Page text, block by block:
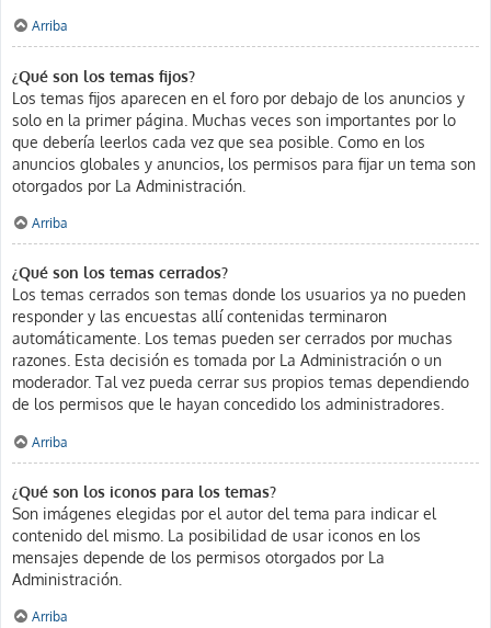
Arriba
¿Qué son los temas fijos?
Los temas fijos aparecen en el foro por debajo de los anuncios y
solo en la primer página. Muchas veces son importantes por lo
que debería leerlos cada vez que sea posible. Como en los
anuncios globales y anuncios, los permisos para fijar un tema son
otorgados por La Administración.
Arriba
¿Qué son los temas cerrados?
Los temas cerrados son temas donde los usuarios ya no pueden
responder y las encuestas allí contenidas terminaron
automáticamente. Los temas pueden ser cerrados por muchas
razones. Esta decisión es tomada por La Administración o un
moderador. Tal vez pueda cerrar sus propios temas dependiendo
de los permisos que le hayan concedido los administradores.
Arriba
¿Qué son los iconos para los temas?
Son imágenes elegidas por el autor del tema para indicar el
contenido del mismo. La posibilidad de usar iconos en los
mensajes depende de los permisos otorgados por La
Administración.
Arriba